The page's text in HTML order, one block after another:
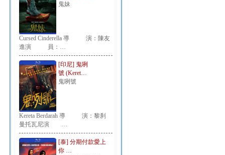
鬼妹
Cursed Cinderella 導 演：陳友
進演 員：…
[印尼] 鬼咧
號 (Keret…
鬼咧號
Kereta Berdarah 導 演：黎刹
曼托瓦尼演 …
[泰] 分期付款愛上
你 …